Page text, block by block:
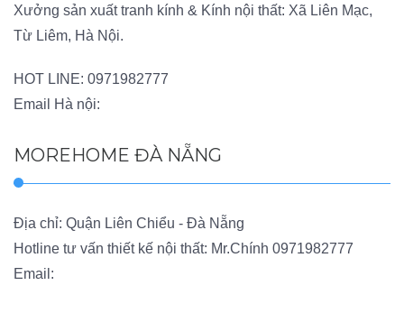
Xưởng sản xuất tranh kính & Kính nội thất: Xã Liên Mạc,
Từ Liêm, Hà Nội.
HOT LINE: 0971982777
Email Hà nội:
MOREHOME ĐÀ NẴNG
Địa chỉ: Quận Liên Chiểu - Đà Nẵng
Hotline tư vấn thiết kế nội thất: Mr.Chính 0971982777
Email: